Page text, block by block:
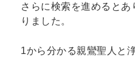
さらに検索を進めると
りました。
1から分かる親鸞聖人と